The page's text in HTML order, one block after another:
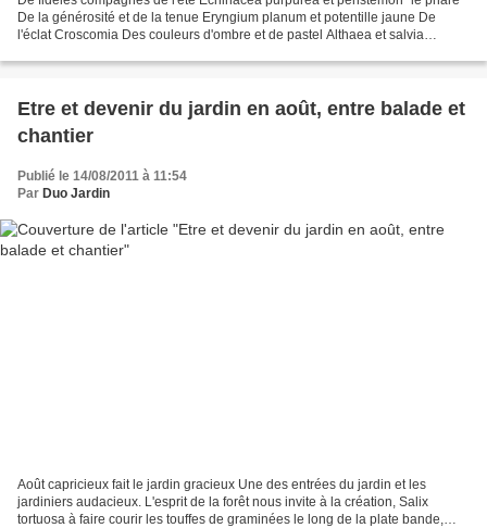
De la générosité et de la tenue Eryngium planum et potentille jaune De
l'éclat Croscomia Des couleurs d'ombre et de pastel Althaea et salvia
Etre et devenir du jardin en août, entre balade et
chantier
Publié le 14/08/2011 à 11:54
Par Duo Jardin
Août capricieux fait le jardin gracieux Une des entrées du jardin et les
jardiniers audacieux. L'esprit de la forêt nous invite à la création, Salix
tortuosa à faire courir les touffes de graminées le long de la plate bande,